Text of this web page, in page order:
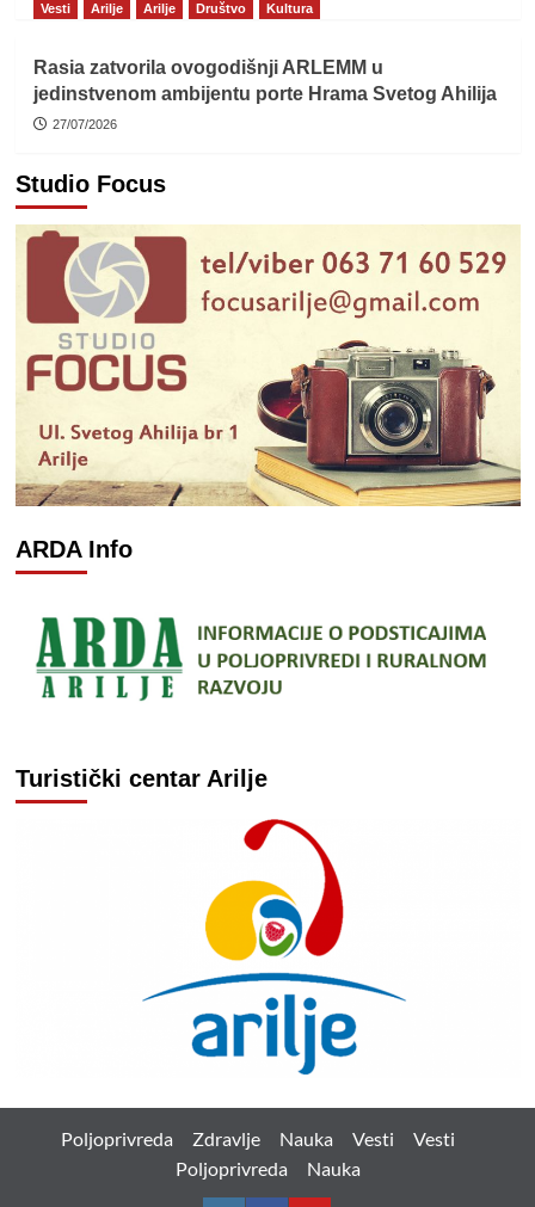
Vesti
Arilje Arilje Društvo Kultura
Rasia zatvorila ovogodišnji ARLEMM u
jedinstvenom ambijentu porte Hrama Svetog Ahilija
27/07/2026
Studio Focus
ARDA Info
Turistički centar Arilje
Poljoprivreda Zdravlje Nauka Vesti
Vesti
Poljoprivreda
Nauka